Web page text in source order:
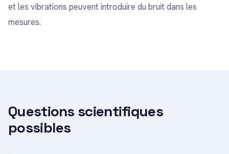
et les vibrations peuvent introduire du bruit dans les
mesures.
Questions scientifiques
possibles